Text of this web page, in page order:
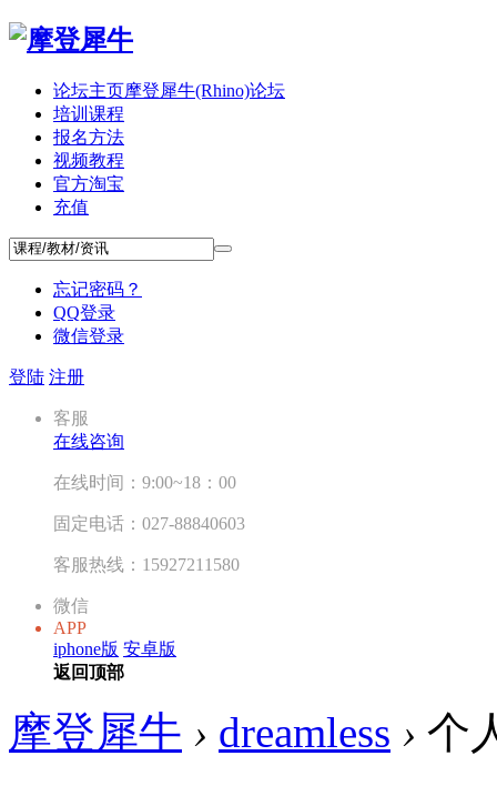
论坛主页摩登犀牛(Rhino)论坛
培训课程
报名方法
视频教程
官方淘宝
充值
忘记密码？
QQ登录
微信登录
登陆 注册
客服
在线咨询
在线时间：9:00~18：00
固定电话：027-88840603
客服热线：15927211580
微信
APP
iphone版 安卓版
返回顶部
摩登犀牛 › dreamless › 个